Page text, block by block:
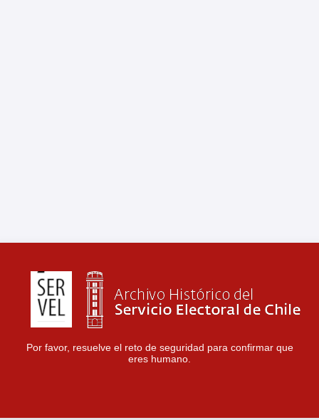
Por favor, resuelve el reto de seguridad para confirmar que
eres humano.